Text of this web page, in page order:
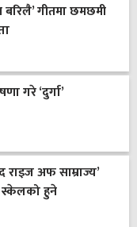
बरिलै’ गीतमा छमछमी
गरे ‘दुर्गा’
राइज अफ साम्राज्य’
हुने